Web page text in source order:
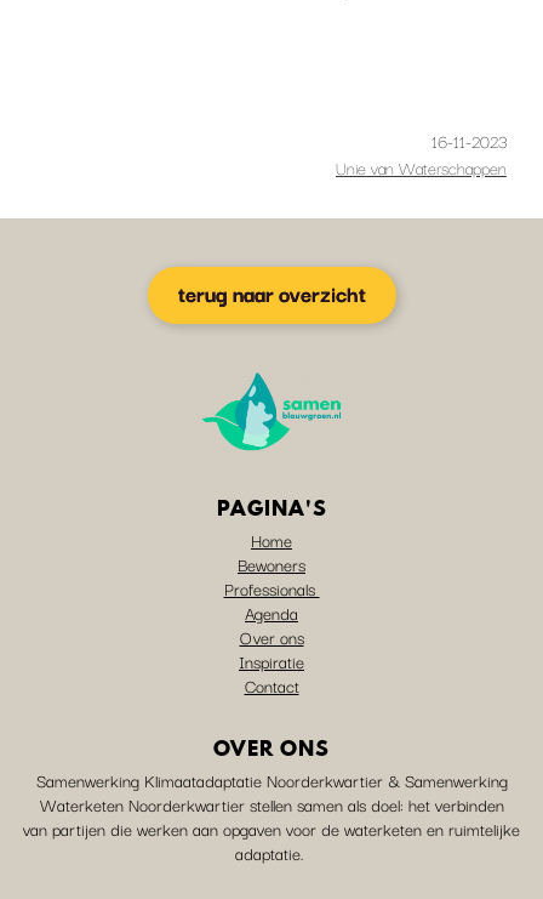
16-11-2023
Unie van Waterschappen
terug naar overzicht
PAGINA'S
Home
Bewoners
Professionals
Agenda
Over ons
Inspiratie
Contact
OVER ONS
Samenwerking Klimaatadaptatie Noorderkwartier & Samenwerking
Waterketen Noorderkwartier stellen samen als doel: het verbinden
van partijen die werken aan opgaven voor de waterketen en ruimtelijke
adaptatie.